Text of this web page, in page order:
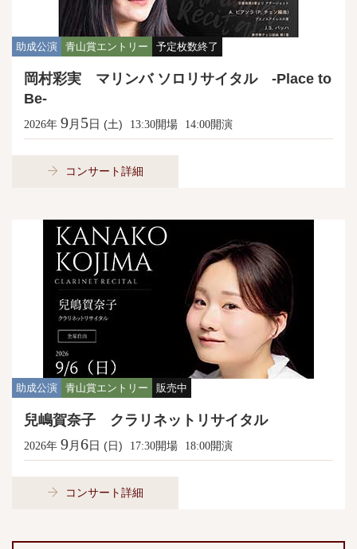
助成公演 青山賞エントリー 予定枚数終了
岡村彩実 マリンバ ソロリサイタル -Place to
Be-
2026年 9月 5日 (土) 13:30開場 14:00開演
コンサート詳細
助成公演 青山賞エントリー 販売中
兒嶋賀奈子 クラリネットリサイタル
2026年 9月6日 (日) 17:30開場 18:00開演
コンサート詳細